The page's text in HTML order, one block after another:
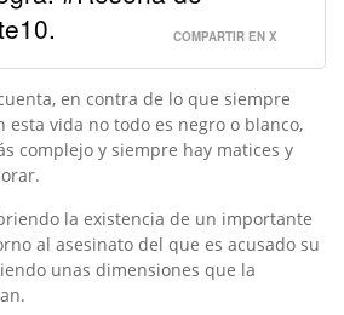
COMPARTIR EN X
en contra de lo que siempre
esta vida no todo es negro o blanco,
complejo y siempre hay matices y
la existencia de un importante
al asesinato del que es acusado su
unas dimensiones que la